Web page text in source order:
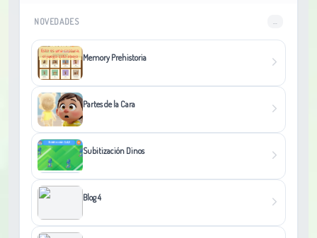
NOVEDADES
Memory Prehistoria
Partes de la Cara
Subitización Dinos
Blog 4